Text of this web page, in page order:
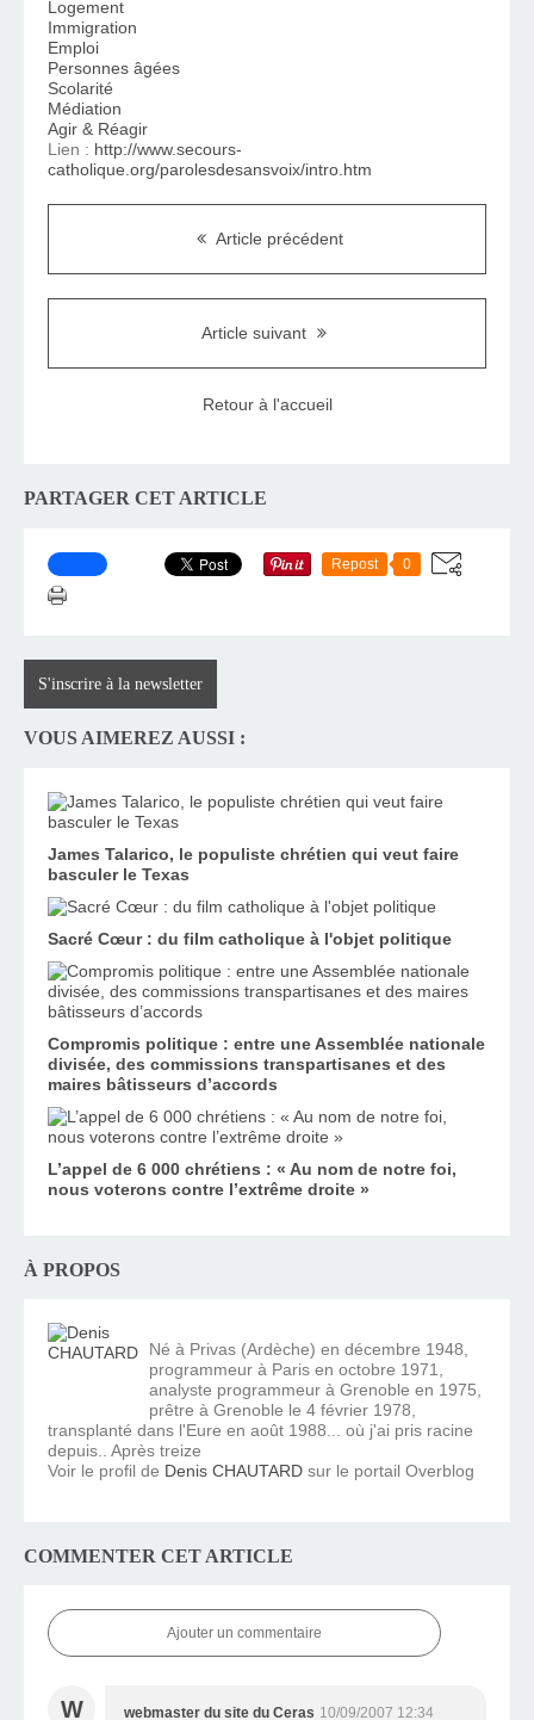
Logement
Immigration
Emploi
Personnes âgées
Scolarité
Médiation
Agir & Réagir
Lien : http://www.secours-
catholique.org/parolesdesansvoix/intro.htm
Article précédent
Article suivant
Retour à l'accueil
PARTAGER CET ARTICLE
Repost 0
S'inscrire à la newsletter
VOUS AIMEREZ AUSSI :
James Talarico, le populiste chrétien qui veut faire
basculer le Texas
Sacré Cœur : du film catholique à l'objet politique
Compromis politique : entre une Assemblée nationale
divisée, des commissions transpartisanes et des
maires bâtisseurs d’accords
L’appel de 6 000 chrétiens : « Au nom de notre foi,
nous voterons contre l’extrême droite »
À PROPOS
Né à Privas (Ardèche) en décembre 1948,
programmeur à Paris en octobre 1971,
analyste programmeur à Grenoble en 1975,
prêtre à Grenoble le 4 février 1978,
transplanté dans l'Eure en août 1988... où j'ai pris racine
depuis.. Après treize
Voir le profil de Denis CHAUTARD sur le portail Overblog
COMMENTER CET ARTICLE
Ajouter un commentaire
W webmaster du site du Ceras 10/09/2007 12:34